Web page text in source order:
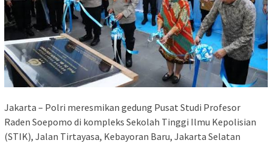
Jakarta – Polri meresmikan gedung Pusat Studi Profesor
Raden Soepomo di kompleks Sekolah Tinggi Ilmu Kepolisian
(STIK), Jalan Tirtayasa, Kebayoran Baru, Jakarta Selatan